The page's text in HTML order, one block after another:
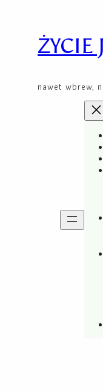
contentŻYCIE
nawet wbrew,